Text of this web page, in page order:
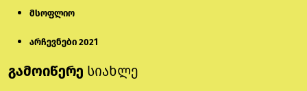
მსოფლიო
არჩევნები 2021
გამოიწერე სიახლე